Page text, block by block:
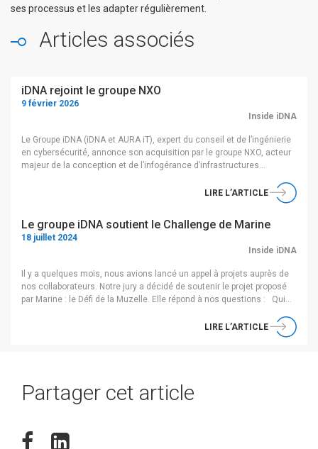
ses processus et les adapter régulièrement.
Articles associés
iDNA rejoint le groupe NXO
9 février 2026
Inside iDNA
Le Groupe iDNA (iDNA et AURA iT), expert du conseil et de l’ingénierie
en cybersécurité, annonce son acquisition par le groupe NXO, acteur
majeur de la conception et de l’infogérance d’infrastructures
Fondé en 2011 et basé à Paris, le Groupe iDNA accompagne ses
LIRE L’ARTICLE
Le groupe iDNA soutient le Challenge de Marine
18 juillet 2024
Inside iDNA
Il y a quelques mois, nous avions lancé un appel à projets auprès de
nos collaborateurs. Notre jury a décidé de soutenir le projet proposé
par Marine : le Défi de la Muzelle. Elle répond à nos questions : Qui
LIRE L’ARTICLE
Partager cet article